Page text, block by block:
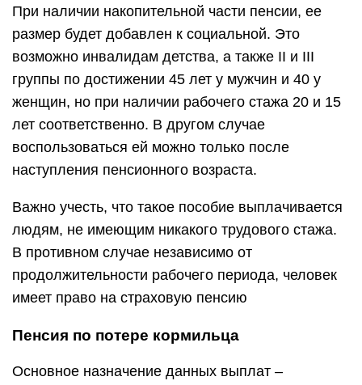
При наличии накопительной части пенсии, ее
размер будет добавлен к социальной. Это
возможно инвалидам детства, а также II и III
группы по достижении 45 лет у мужчин и 40 у
женщин, но при наличии рабочего стажа 20 и 15
лет соответственно. В другом случае
воспользоваться ей можно только после
наступления пенсионного возраста.
Важно учесть, что такое пособие выплачивается
людям, не имеющим никакого трудового стажа.
В противном случае независимо от
продолжительности рабочего периода, человек
имеет право на страховую пенсию
Пенсия по потере кормильца
Основное назначение данных выплат –